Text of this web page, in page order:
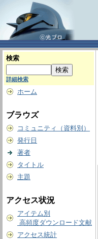
検索
詳細検索
ホーム
ブラウズ
コミュニティ（資料別）
発行日
著者
タイトル
主題
アクセス状況
アイテム別
高頻度ダウンロード文献
アクセス統計